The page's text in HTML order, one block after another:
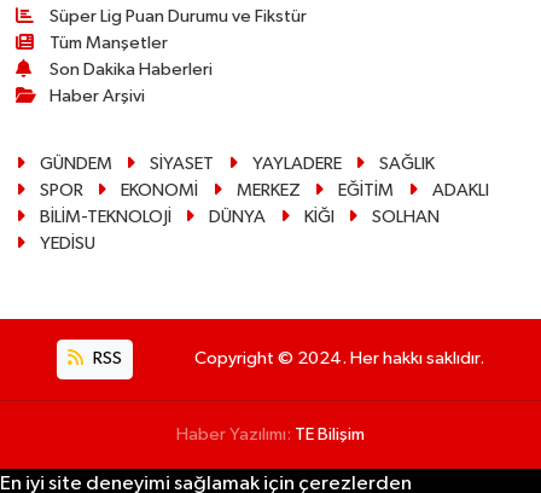
Süper Lig Puan Durumu ve Fikstür
Tüm Manşetler
Son Dakika Haberleri
Haber Arşivi
GÜNDEM SİYASET YAYLADERE
SAĞLIK
SPOR
EKONOMİ MERKEZ EĞİTİM
ADAKLI
BİLİM-TEKNOLOJİ
DÜNYA KİĞI
SOLHAN
YEDİSU
RSS Copyright © 2024. Her hakkı saklıdır.
Haber Yazılımı: TE Bilişim
En iyi site deneyimi sağlamak için çerezlerden